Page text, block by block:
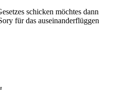
schicken möchtes dann
für das auseinanderflüggen